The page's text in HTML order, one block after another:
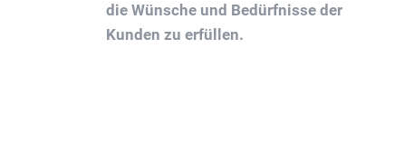
die Wünsche und Bedürfnisse der
Kunden zu erfüllen.